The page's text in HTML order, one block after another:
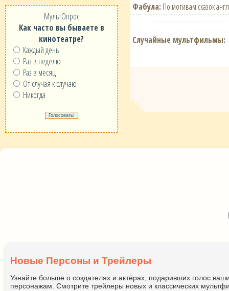
МультОпрос
Как часто вы бываете в
кинотеатре?
Каждый день
Раз в неделю
Раз в месяц
От случая к случаю
Никогда
Фабула: По мотивам сказок
Случайные мультфильмы:
Новые Персоны и Трейлеры
Узнайте больше о создателях и актёрах, подаривших голос
персонажам. Смотрите трейлеры новых и классических